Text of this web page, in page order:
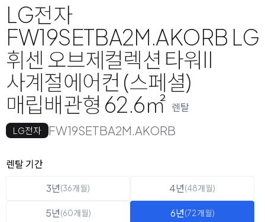
LG전자
FW19SETBA2M.AKORB LG
휘센 오브제컬렉션 타워II
사계절에어컨 (스페셜)
매립배관형 62.6㎡ 렌탈
LG전자 FW19SETBA2M.AKORB
옵션 선택
렌탈 선택
렌탈 기간
3년(36개월) 4년(48개월)
5년(60개월) 6년(72개월)